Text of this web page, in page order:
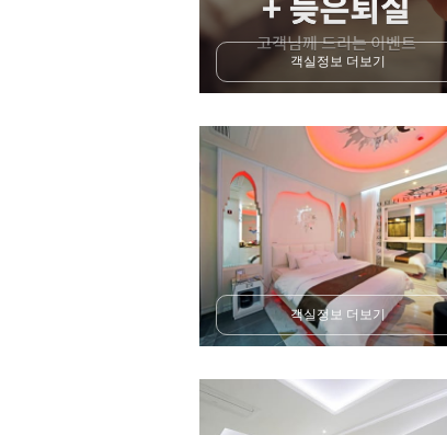
객실정보 더보기
객실정보 더보기